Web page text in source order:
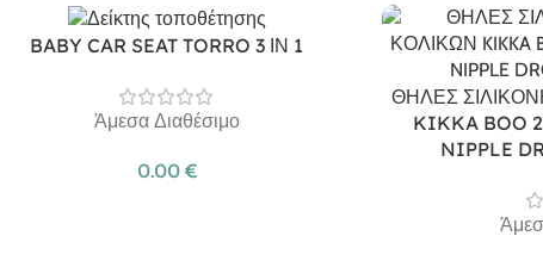
BABY CAR SEAT TORRO 3 ΙΝ 1
Άμεσα Διαθέσιμο
0.00 €
ΘΗΛΕΣ
KIKKA BOO
NIPPLE